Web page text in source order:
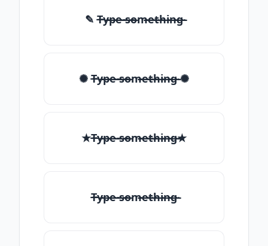
✎ T̶̴y̶̴p̶̴e̶̴ ̶̴s̶̴o̶̴m̶̴e̶̴t̶̴h̶̴i̶̴n̶̴g̶̴
✺ T̶̴y̶̴p̶̴e̶̴ ̶̴s̶̴o̶̴m̶̴e̶̴t̶̴h̶̴i̶̴n̶̴g̶̴ ✺
★T̶̴y̶̴p̶̴e̶̴ ̶̴s̶̴o̶̴m̶̴e̶̴t̶̴h̶̴i̶̴n̶̴g̶̴★
T̶̴y̶̴p̶̴e̶̴ ̶̴s̶̴o̶̴m̶̴e̶̴t̶̴h̶̴i̶̴n̶̴g̶̴